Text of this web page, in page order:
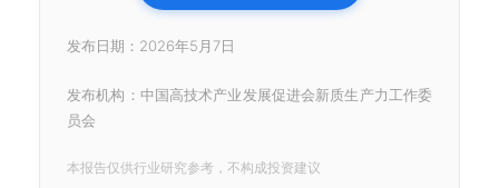
发布日期：2026年5月7日
发布机构：中国高技术产业发展促进会新质生产力工作委
员会
本报告仅供行业研究参考，不构成投资建议